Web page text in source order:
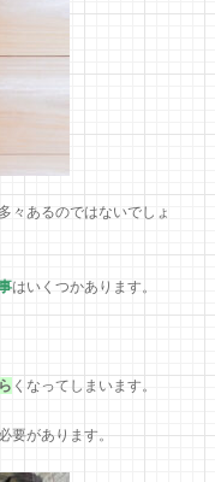
々あるのではないでしょ
はいくつかあります。
くなってしまいます。
要があります。